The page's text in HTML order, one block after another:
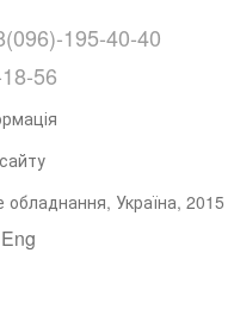
195-40-40
56
Україна, 2015
Eng